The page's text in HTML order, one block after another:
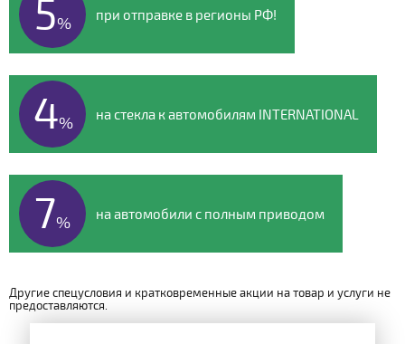
5% при отправке в регионы РФ!
4% на стекла к автомобилям INTERNATIONAL
7% на автомобили с полным приводом
Другие спецусловия и кратковременные акции на товар и услуги не
предоставляются.